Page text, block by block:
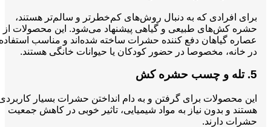
برای افرادی که به دنبال روش‌های کم‌خطرتر و سالم‌تر هستند،
حشره کش‌های طبیعی و گیاهی پیشنهاد می‌شود. این محصولات از
عصاره گیاهان دفع کننده حشرات ساخته شده‌اند و مناسب
در خانه، مخصوصا در حضور کودکان یا حیوانات خانگی هستند.
5. تله و چسب حشره کش
این محصولات برای گرفتن و به دام انداختن حشرات بسیار
هستند و بدون نیاز به مواد شیمیایی، تاثیر خوبی در کاهش جمعیت
حشرات دارند.